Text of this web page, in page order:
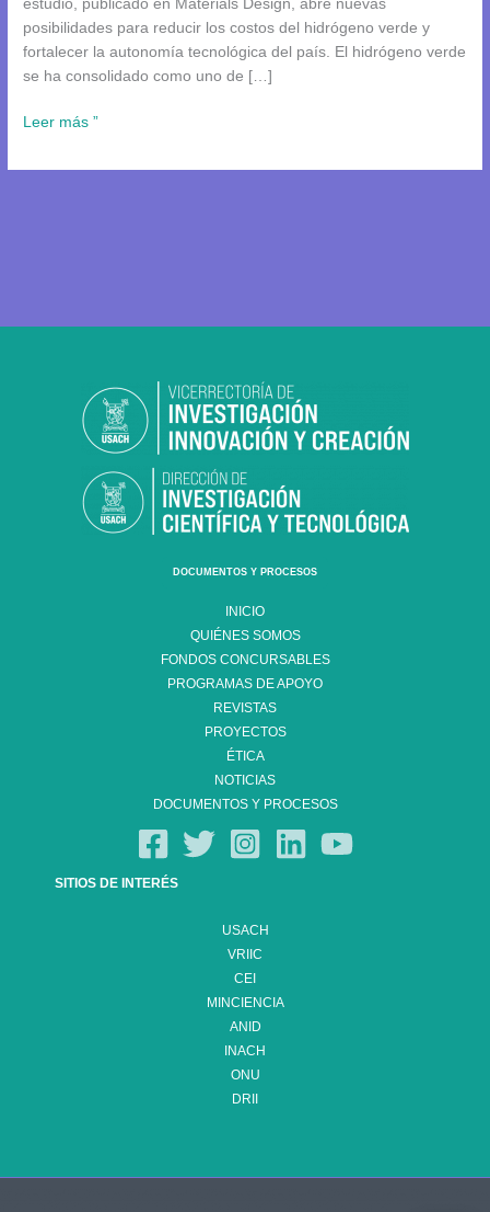
estudio, publicado en Materials Design, abre nuevas
posibilidades para reducir los costos del hidrógeno verde y
fortalecer la autonomía tecnológica del país. El hidrógeno verde
se ha consolidado como uno de […]
Leer más ”
DOCUMENTOS Y PROCESOS
INICIO
QUIÉNES SOMOS
FONDOS CONCURSABLES
PROGRAMAS DE APOYO
REVISTAS
PROYECTOS
ÉTICA
NOTICIAS
DOCUMENTOS Y PROCESOS
SITIOS DE INTERÉS
USACH
VRIIC
CEI
MINCIENCIA
ANID
INACH
ONU
DRII